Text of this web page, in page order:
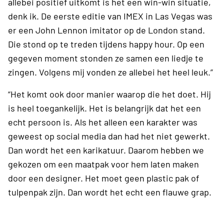
denk ik. De eerste editie van IMEX in Las Vegas was
er een John Lennon imitator op de London stand.
Die stond op te treden tijdens happy hour. Op een
gegeven moment stonden ze samen een liedje te
zingen. Volgens mij vonden ze allebei het heel leuk.”
“Het komt ook door manier waarop die het doet. Hij
is heel toegankelijk. Het is belangrijk dat het een
echt persoon is. Als het alleen een karakter was
geweest op social media dan had het niet gewerkt.
Dan wordt het een karikatuur. Daarom hebben we
gekozen om een maatpak voor hem laten maken
door een designer. Het moet geen plastic pak of
tulpenpak zijn. Dan wordt het echt een flauwe grap.